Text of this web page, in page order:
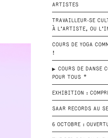
ARTISTES
TRAVAILLEUR·SE
À L’ARTISTE, OU
COURS DE YOGA
!
COURS DE DANSE
POUR TOUS *
EXHIBITION :
SAAR RECORDS AU
6 OCTOBRE :